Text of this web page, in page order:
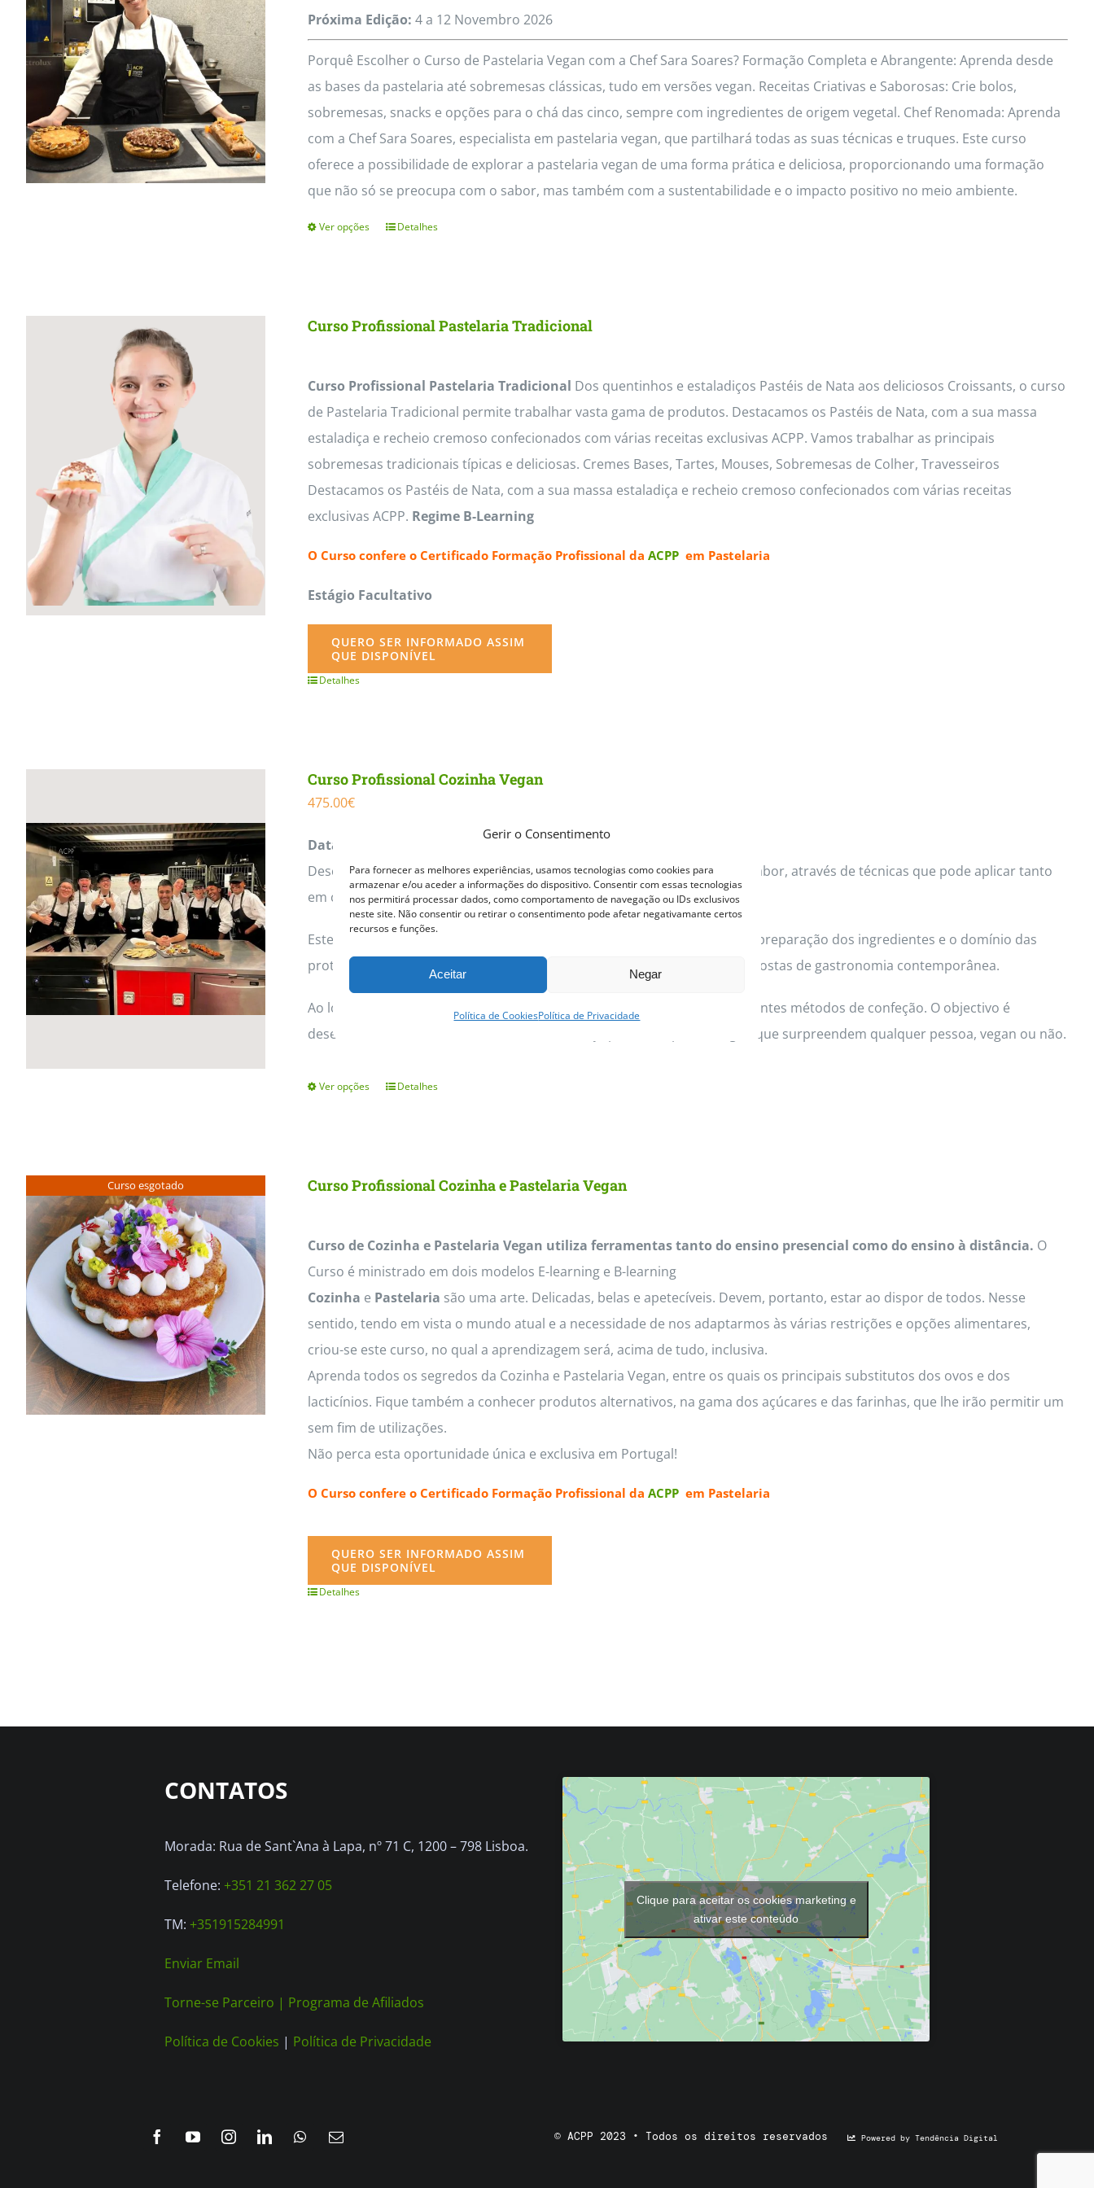
Gerir o Consentimento
Para fornecer as melhores experiências, usamos tecnologias como cookies para
armazenar e/ou aceder a informações do dispositivo. Consentir com essas tecnologias
nos permitirá processar dados, como comportamento de navegação ou IDs exclusivos
neste site. Não consentir ou retirar o consentimento pode afetar negativamante certos
recursos e funções.
Aceitar Negar
Política de CookiesPolítica de Privacidade
Próxima Edição: 4 a 12 Novembro 2026
Porquê Escolher o Curso de Pastelaria Vegan com a Chef Sara Soares? Formação Completa e Abrangente: Aprenda desde
as bases da pastelaria até sobremesas clássicas, tudo em versões vegan. Receitas Criativas e Saborosas: Crie bolos,
sobremesas, snacks e opções para o chá das cinco, sempre com ingredientes de origem vegetal. Chef Renomada: Aprenda
com a Chef Sara Soares, especialista em pastelaria vegan, que partilhará todas as suas técnicas e truques. Este curso
oferece a possibilidade de explorar a pastelaria vegan de uma forma prática e deliciosa, proporcionando uma formação
que não só se preocupa com o sabor, mas também com a sustentabilidade e o impacto positivo no meio ambiente.
Ver opções
This
variants.
options
may
be
chosen
on
the
Detalhes
Curso Profissional Pastelaria Tradicional
Curso Profissional Pastelaria Tradicional Dos quentinhos e estaladiços Pastéis de Nata aos deliciosos Croissants, o curso
de Pastelaria Tradicional permite trabalhar vasta gama de produtos. Destacamos os Pastéis de Nata, com a sua massa
estaladiça e recheio cremoso confecionados com várias receitas exclusivas ACPP. Vamos trabalhar as principais
sobremesas tradicionais típicas e deliciosas. Cremes Bases, Tartes, Mouses, Sobremesas de Colher, Travesseiros
Destacamos os Pastéis de Nata, com a sua massa estaladiça e recheio cremoso confecionados com várias receitas
exclusivas ACPP. Regime B-Learning
O Curso confere o Certificado Formação Profissional da ACPPem Pastelaria
Estágio Facultativo
QUERO SER INFORMADO ASSIM
QUE DISPONÍVEL
Detalhes
Curso Profissional Cozinha Vegan
475.00€
Data:
Descubra como criar pratos vegan completos, equilibrados e cheios de sabor, através de técnicas que pode aplicar tanto
em casa como numa cozinha profissional.
Este curso apresenta uma abordagem prática à cozinha vegetal, desde a preparação dos ingredientes e o domínio das
proteínas vegetais até à criação de pratos de conforto, street food e propostas de gastronomia contemporânea.
Ao longo da formação, vai aprender a trabalhar sabores, texturas e diferentes métodos de confeção. O objectivo é
desenvolver autonomia, criatividade e confiança para criar pratos vegan que surpreendem qualquer pessoa, vegan ou não.
Ver opções
This
variants.
options
may
be
chosen
on
the
product
page
Detalhes
Curso esgotado Curso Profissional Cozinha e Pastelaria Vegan
Curso de Cozinha e Pastelaria Vegan utiliza ferramentas tanto do ensino presencial como do ensino à distância. O
Curso é ministrado em dois modelos E-learning e B-learning
Cozinha e Pastelaria são uma arte. Delicadas, belas e apetecíveis. Devem, portanto, estar ao dispor de todos. Nesse
sentido, tendo em vista o mundo atual e a necessidade de nos adaptarmos às várias restrições e opções alimentares,
criou-se este curso, no qual a aprendizagem será, acima de tudo, inclusiva.
Aprenda todos os segredos da Cozinha e Pastelaria Vegan, entre os quais os principais substitutos dos ovos e dos
lacticínios. Fique também a conhecer produtos alternativos, na gama dos açúcares e das farinhas, que lhe irão permitir um
sem fim de utilizações.
Não perca esta oportunidade única e exclusiva em Portugal!
O Curso confere o Certificado Formação Profissional da ACPPem Pastelaria
QUERO SER INFORMADO ASSIM
QUE DISPONÍVEL
Detalhes
CONTATOS
Morada: Rua de Sant`Ana à Lapa, nº 71 C, 1200 – 798 Lisboa.
Telefone: +351 21 362 27 05
TM: +351915284991
Enviar Email
Torne-se Parceiro | Programa de Afiliados
Política de Cookies | Política de Privacidade
Clique para aceitar os cookies marketing e
ativar este conteúdo
© ACPP 2023 • Todos os direitos reservados Powered by Tendência Digital